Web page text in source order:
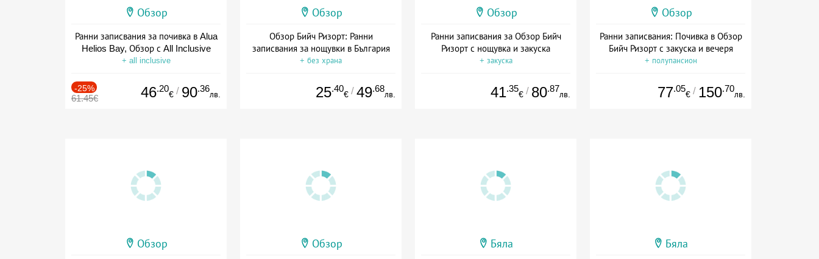
Обзор
Ранни записвания за почивка в Alua
Helios Bay, Обзор с All Inclusive
+ all inclusive
-25%
61.45€ 46.20
€ / 90.36
лв.
Обзор
Обзор Бийч Ризорт: Ранни
записвания за нощувки в България
+ без храна
25.40
€ / 49.68
лв.
Обзор
Ранни записвания за Обзор Бийч
Ризорт с нощувка и закуска
+ закуска
41.35
€ / 80.87
лв.
Обзор
Ранни записвания: Почивка в Обзор
Бийч Ризорт с закуска и вечеря
+ полупансион
77.05
€ / 150.70
лв.
Обзор Обзор Бяла Бяла